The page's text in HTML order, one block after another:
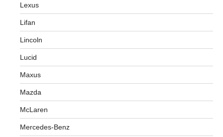
Lexus
Lifan
Lincoln
Lucid
Maxus
Mazda
McLaren
Mercedes-Benz